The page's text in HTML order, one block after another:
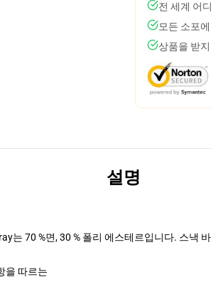
전 세계 어
모든 소포
상품을 받
설명
는 70 %면, 30 % 폴리 에스테르입니다. 스낵
을 따르는